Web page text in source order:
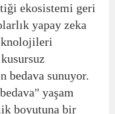
ekosistemi geri
yapay zeka
bedava sunuyor.
yaşam
boyutuna bir